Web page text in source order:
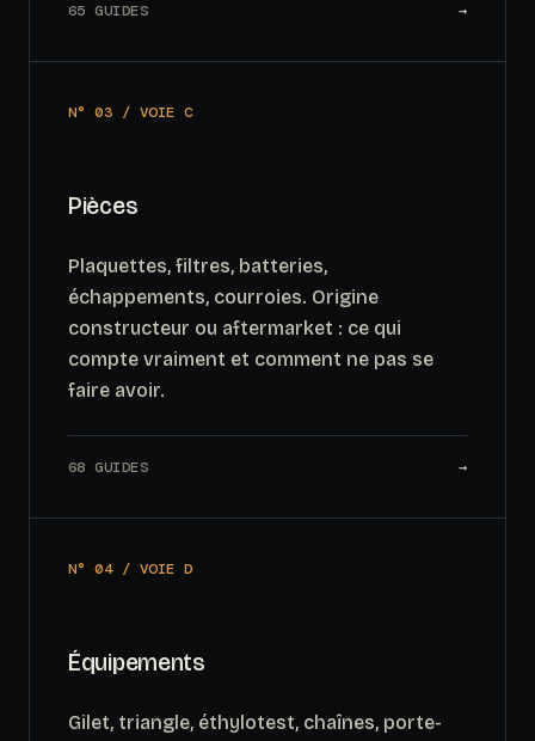
65 GUIDES →
N° 03 / VOIE C
Pièces
Plaquettes, filtres, batteries,
échappements, courroies. Origine
constructeur ou aftermarket : ce qui
compte vraiment et comment ne pas se
faire avoir.
68 GUIDES →
N° 04 / VOIE D
Équipements
Gilet, triangle, éthylotest, chaînes, porte-